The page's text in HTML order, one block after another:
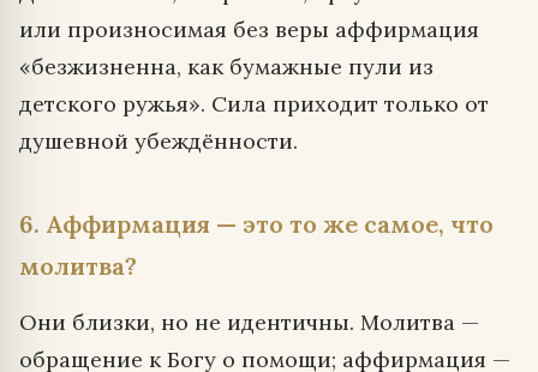
или произносимая без веры аффирмация
«безжизненна, как бумажные пули из
детского ружья». Сила приходит только от
душевной убеждённости.
6. Аффирмация — это то же самое, что
молитва?
Они близки, но не идентичны. Молитва —
обращение к Богу о помощи; аффирмация —